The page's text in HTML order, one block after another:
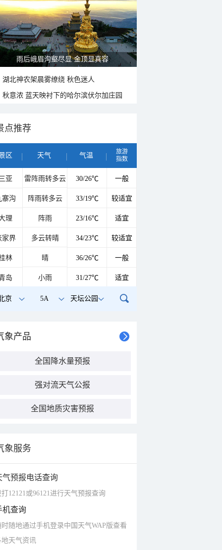
雨后峨眉沟壑尽显 金顶显真容
湖北神农架晨雾缭绕 秋色迷人
秋意浓 蓝天映衬下的哈尔滨伏尔加庄园
点推荐
区 天气 气温
旅游
指数
亚 雷阵雨转多云 30/26℃ 一般
寨沟 阵雨转多云 33/19℃ 较适宜
理 阵雨 23/16℃ 适宜
家界 多云转晴 34/23℃ 较适宜
林 晴 36/26℃ 一般
岛 小雨 31/27℃ 适宜
京 5A 天坛公园
象产品
全国降水量预报
强对流天气公报
全国地质灾害预报
象服务
气预报电话查询
打12121或96121进行天气预报查询
机查询
时随地通过手机登录中国天气WAP版查看
地天气资讯